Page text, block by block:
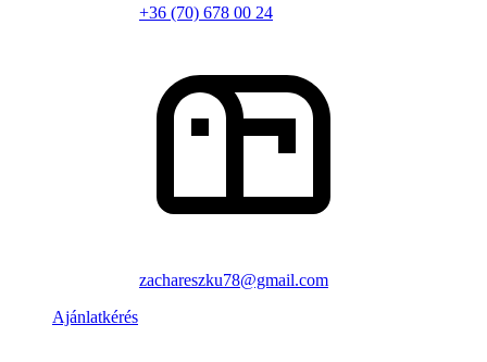
+36 (70) 678 00 24
zachareszku78@gmail.com
Ajánlatkérés